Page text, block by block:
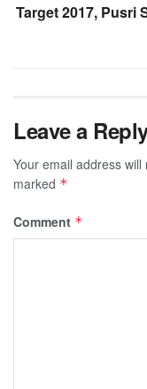
Target 2017, Pusri
Leave a
Your email address
marked *
Comment *